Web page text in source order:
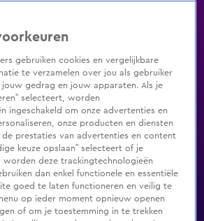
programma's Zenders Genres
TV inlogShop
gebruiken cookies en vergelijkbare
te verzamelen over jou als gebruiker
gedrag en jouw apparaten. Als je
selecteert, worden
ingeschakeld om onze advertenties en
onze producten en diensten
prestaties van advertenties en content
keuze opslaan” selecteert of je
deze trackingtechnologieën
dan enkel functionele en essentiële
goed te laten functioneren en veilig te
op ieder moment opnieuw openen
of om je toestemming in te trekken